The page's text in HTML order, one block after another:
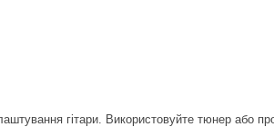
гітари. Використовуйте тюнер або